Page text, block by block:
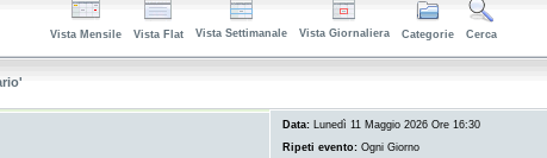
Vista Mensile Vista Flat Vista Settimanale Vista Giornaliera Categorie Cerca
Data: Lunedì 11 Maggio 2026 Ore 16:30
Ripeti evento: Ogni Giorno